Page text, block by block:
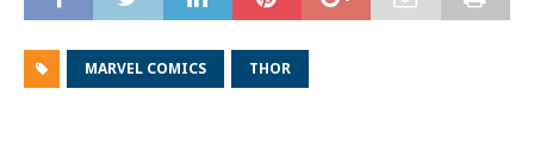
MARVEL COMICS THOR